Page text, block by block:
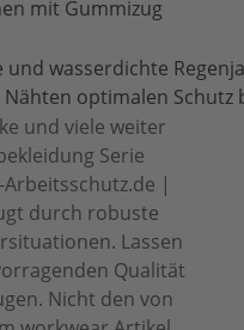
mit Gummizug
und wasserdichte
optimalen Schutz
und viele weiter
Serie
|
durch robuste
Lassen
Qualität
Nicht den von